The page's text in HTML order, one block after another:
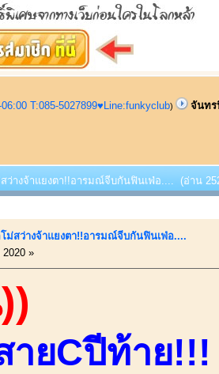
T:085-5027899♥Line:funkyclub)
จันทร
างจ้าแยงตา!!อารมณ์จีบกันฟินเฟ่อ.... (อ่าน
ม่สว่างจ้าแยงตา!!อารมณ์จีบกันฟินเฟ่อ....
»
ายCปีท้าย